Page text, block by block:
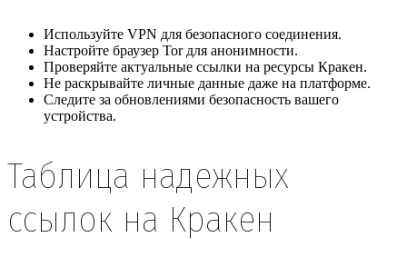
Используйте VPN для безопасного соединения.
Настройте браузер Tor для анонимности.
Проверяйте актуальные ссылки на ресурсы Кракен.
Не раскрывайте личные данные даже на платформе.
Следите за обновлениями безопасность вашего
устройства.
Таблица надежных
ссылок на Кракен